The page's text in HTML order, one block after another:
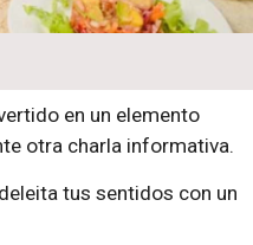
en un elemento
otra charla informativa.
tus sentidos con un